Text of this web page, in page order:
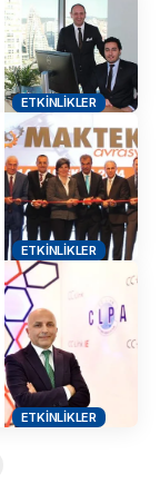
ETKINLIKLER
ETKINLIKLER
ETKINLIKLER